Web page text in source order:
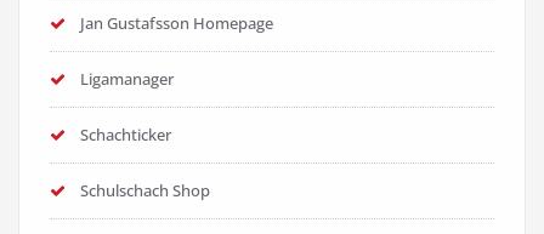
Jan Gustafsson Homepage
Ligamanager
Schachticker
Schulschach Shop